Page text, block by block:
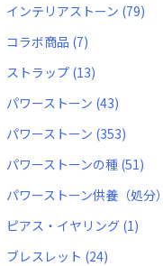
インテリアストーン (79)
コラボ商品 (7)
ストラップ (13)
パワーストーン (43)
パワーストーン (353)
パワーストーンの種 (51)
パワーストーン供養（処分）
ピアス・イヤリング (1)
ブレスレット (24)